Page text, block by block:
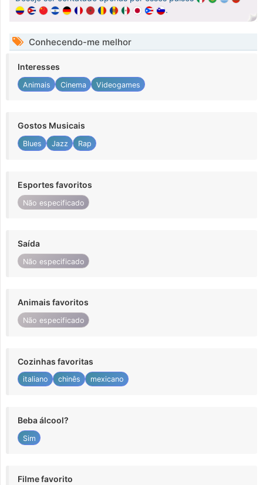
.
Conhecendo-me melhor
Interesses
Animais Cinema Videogames
Gostos Musicais
Blues Jazz Rap
Esportes favoritos
Não especificado
Saída
Não especificado
Animais favoritos
Não especificado
Cozinhas favoritas
italiano chinês mexicano
Beba álcool?
Sim
Filme favorito